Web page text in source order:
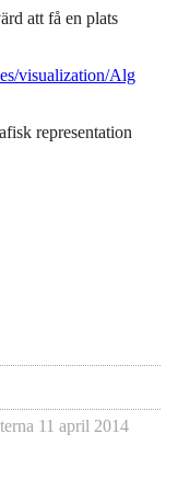
att få en plats
visualization/Alg
representation
11 april 2014